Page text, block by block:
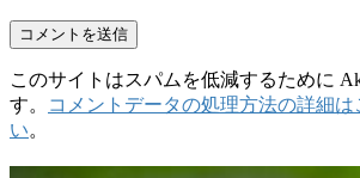
このサイトはスパムを低減するために
す。
コメントデータの処理方法の詳細は
い。